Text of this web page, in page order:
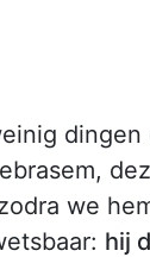
we
hij